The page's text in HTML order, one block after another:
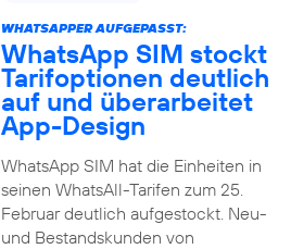
WHATSAPPER AUFGEPASST:
WhatsApp SIM stockt
Tarifoptionen deutlich
auf und überarbeitet
App-Design
WhatsApp SIM hat die Einheiten in
seinen WhatsAll-Tarifen zum 25.
Februar deutlich aufgestockt. Neu-
und Bestandskunden von